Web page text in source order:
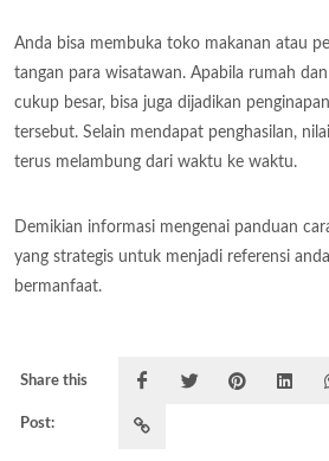
Anda bisa membuka toko makanan atau
tangan para wisatawan. Apabila rumah
cukup besar, bisa juga dijadikan
tersebut. Selain mendapat penghasilan,
terus melambung dari waktu ke waktu.
Demikian informasi mengenai panduan
yang strategis untuk menjadi referensi
bermanfaat.
Share this
Post: